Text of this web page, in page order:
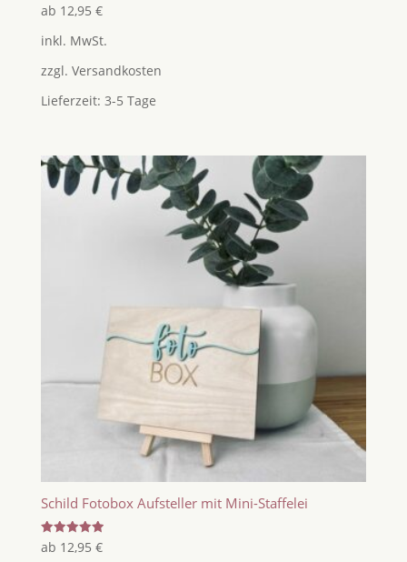
Bewertet
mit
von 5
ab 12,95 €
inkl. MwSt.
zzgl. Versandkosten
Lieferzeit: 3-5 Tage
Schild Fotobox Aufsteller mit Mini-Staffelei
Bewertet
mit
ab 12,95 €